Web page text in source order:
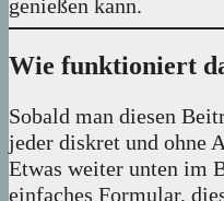
genießen kann.
Wie funktioniert
Sobald man diesen
jeder diskret und ohne
Etwas weiter unten im
einfaches Formular,